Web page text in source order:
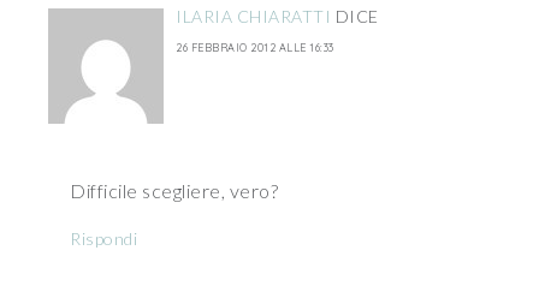
ILARIA CHIARATTI DICE
26 FEBBRAIO 2012 ALLE 16:33
Difficile scegliere, vero?
Rispondi